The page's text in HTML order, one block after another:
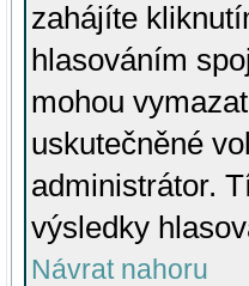
zahájíte
hlasováním
mohou
uskutečněné
administrátor.
výsledky
Návrat nahoru